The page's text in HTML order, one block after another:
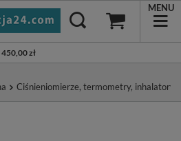
450,00 zł
MENU
Ciśnieniomierze, termometry, inhalatory